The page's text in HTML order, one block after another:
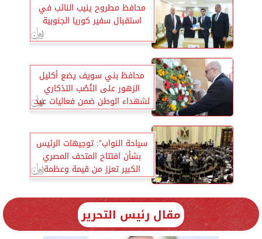
محافظ مطروح ينيب النائب في
استقبال سفير كوريا الجنوبية
محافظ بني سويف يضع أكليل
الزهور على النُصُب التذكاري
لشهداء الوطن ضمن فعاليات عيد
بني سويف القومي 2025
سياحة النواب”: توجيهات الرئيس
بشأن افتتاح المتحف المصري
الكبير تعزز من قيمة وعظمة
الحدث
مقال رئيس التحرير